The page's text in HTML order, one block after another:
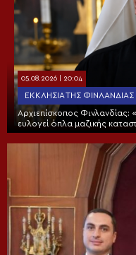
05.08.2026 | 20:04
ΕΚΚΛΗΣΊΑ ΤΗΣ ΦΙΝΛΑΝΔΊΑΣ
Αρχιεπίσκοπος Φινλανδίας:
ευλογεί όπλα μαζικής